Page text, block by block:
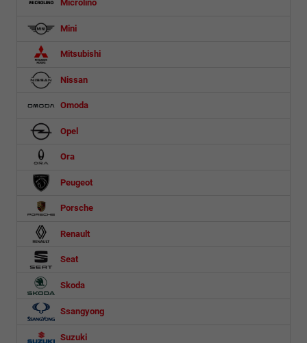
Microlino
Mini
Mitsubishi
Nissan
Omoda
Opel
Ora
Peugeot
Porsche
Renault
Seat
Skoda
Ssangyong
Suzuki